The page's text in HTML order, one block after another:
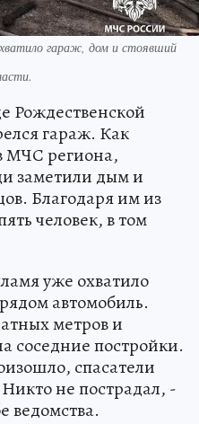
гараж, дом и стоявший
Рождественской
гараж. Как
МЧС региона,
заметили дым и
Благодаря им из
человек, в том
уже охватило
автомобиль.
метров и
соседние постройки.
спасатели
не пострадал, -
ведомства.